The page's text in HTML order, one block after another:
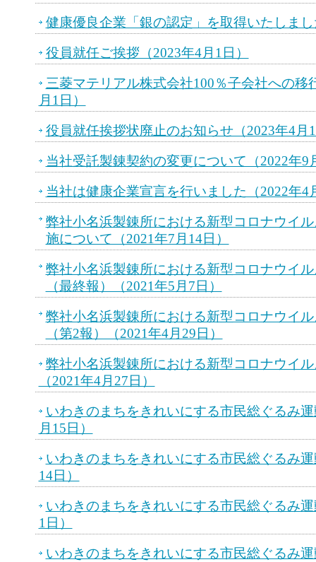
健康優良企業「銀の認定」を取得いたしま
役員就任ご挨拶（2023年4月1日）
三菱マテリアル株式会社100％子会社への移
月1日）
役員就任挨拶状廃止のお知らせ（2023年4月
当社受託製錬契約の変更について（2022年9
当社は健康企業宣言を行いました（2022年4
弊社小名浜製錬所における新型コロナウイ
施について（2021年7月14日）
弊社小名浜製錬所における新型コロナウイ
（最終報）（2021年5月7日）
弊社小名浜製錬所における新型コロナウイ
（第2報）（2021年4月29日）
弊社小名浜製錬所における新型コロナウイ
（2021年4月27日）
いわきのまちをきれいにする市民総ぐるみ
月15日）
いわきのまちをきれいにする市民総ぐるみ
14日）
いわきのまちをきれいにする市民総ぐるみ
1日）
いわきのまちをきれいにする市民総ぐるみ